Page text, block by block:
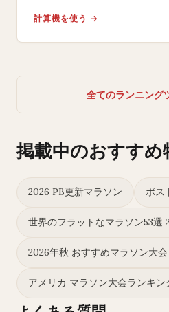
ネガティブスプリット戦略も提
計算機を使う →
全てのランニング
掲載中のおすすめ
2026 PB更新マラソン ボス
世界のフラットなマラソン53選
2026年秋 おすすめマラソン大会
アメリカ マラソン大会ランキン